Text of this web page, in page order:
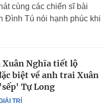
cùng các chiến sĩ bài
Đình Tú nói hạnh phúc khi
TRÍ
Xuân Nghĩa tiết lộ
biệt về anh trai Xuân
Tự Long